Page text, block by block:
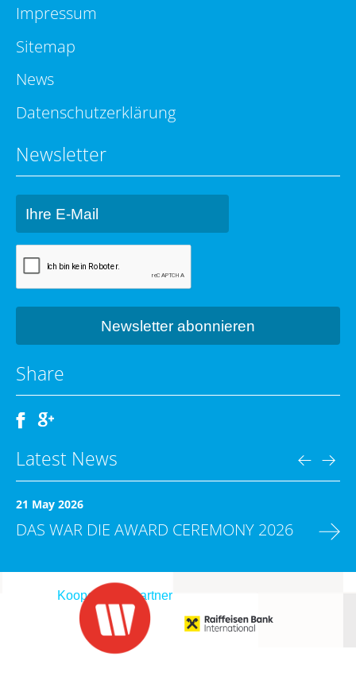
Impressum
Sitemap
News
Datenschutzerklärung
Newsletter
Share
Latest News
21 May 2026
DAS WAR DIE AWARD CEREMONY 2026
Kooperationspartner